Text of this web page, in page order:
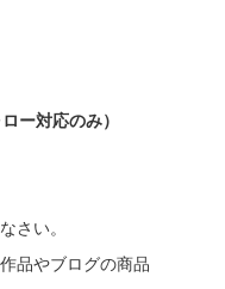
ー対応のみ）
さい。
品やブログの商品